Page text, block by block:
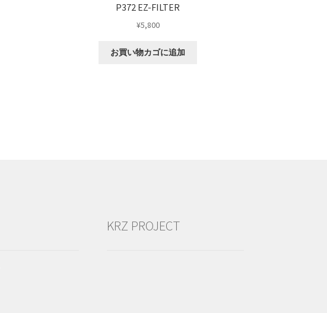
P372 EZ-FILTER
¥5,800
お買い物カゴに追加
KRZ PROJECT